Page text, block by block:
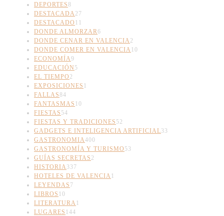
DEPORTES8
DESTACADA 27
DESTACADO 11
DONDE ALMORZAR6
DONDE CENAR EN VALENCIA 2
DONDE COMER EN VALENCIA 10
ECONOMÍA9
EDUCACIÓN 5
EL TIEMPO 2
EXPOSICIONES 1
FALLAS84
FANTASMAS 10
FIESTAS 54
FIESTAS Y TRADICIONES 52
GADGETS E INTELIGENCIA ARTIFICIAL33
GASTRONOMIA400
GASTRONOMÍA Y TURISMO 53
GUÍAS SECRETAS 2
HISTORIA 337
HOTELES DE VALENCIA 1
LEYENDAS 7
LIBROS 10
LITERATURA 1
LUGARES 144